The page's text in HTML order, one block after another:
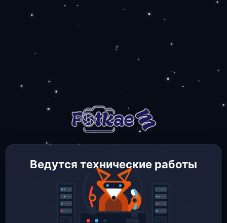
Ведутся технические работы